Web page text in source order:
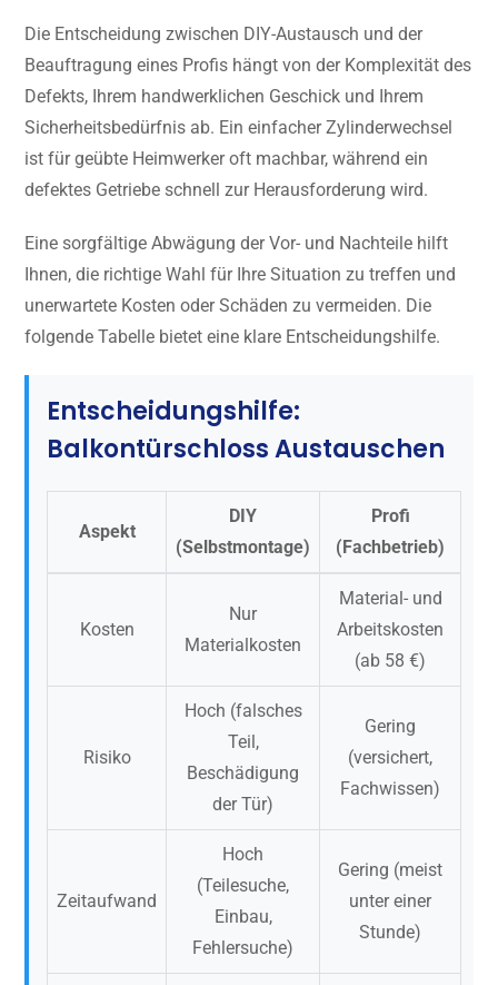
Die Entscheidung zwischen DIY-Austausch und der
Beauftragung eines Profis hängt von der Komplexität des
Defekts, Ihrem handwerklichen Geschick und Ihrem
Sicherheitsbedürfnis ab. Ein einfacher Zylinderwechsel
ist für geübte Heimwerker oft machbar, während ein
defektes Getriebe schnell zur Herausforderung wird.
Eine sorgfältige Abwägung der Vor- und Nachteile hilft
Ihnen, die richtige Wahl für Ihre Situation zu treffen und
unerwartete Kosten oder Schäden zu vermeiden. Die
folgende Tabelle bietet eine klare Entscheidungshilfe.
Entscheidungshilfe:
Balkontürschloss Austauschen
Aspekt
DIY
(Selbstmontage)
Profi
(Fachbetrieb)
Kosten
Nur
Materialkosten
Material- und
Arbeitskosten
(ab 58 €)
Risiko
Hoch (falsches
Teil,
Beschädigung
der Tür)
Gering
(versichert,
Fachwissen)
Zeitaufwand
Hoch
(Teilesuche,
Einbau,
Fehlersuche)
Gering (meist
unter einer
Stunde)